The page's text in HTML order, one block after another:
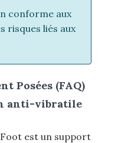
conforme aux
risques liés aux
Posées (FAQ)
anti-vibratile
est un support